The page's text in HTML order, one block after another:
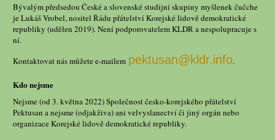
Bývalým předsedou České a slovenské studijní skupiny myšlenek čučche
je Lukáš Vrobel, nositel Řádu přátelství Korejské lidově demokratické
republiky (udělen 2019). Není podporovatelem KLDR a nespolupracuje s
ní.
Kontaktovat nás můžete e-mailem pektusan@kldr.info.
Kdo nejsme
Nejsme (od 3. května 2022) Společnost česko-korejského přátelství
Pektusan a nejsme (odjakživa) ani velvyslanectví či jiný orgán nebo
organizace Korejské lidově demokratické republiky.